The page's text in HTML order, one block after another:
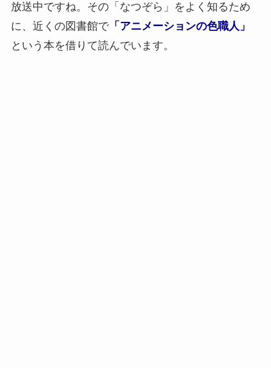
放送中ですね。その「なつぞら」をよく知るため
に、近くの図書館で「アニメーションの色職人」
という本を借りて読んでいます。